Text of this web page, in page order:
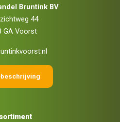
Bruntink BV
44
GA Voorst